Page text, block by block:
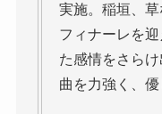
実施。稲垣、
フィナーレを
た感情をさら
曲を力強く、優